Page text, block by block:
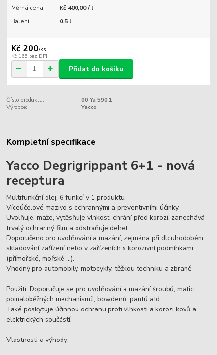
Měrná cena
Kč 400,00 / l
Balení
0.5 l
Kč 200/ks
Kč 165 bez DPH
Přidat do košíku
Číslo produktu:
00 Ya 590.1
Výrobce:
Yacco
Kompletní specifikace
Yacco Degrigrippant 6+1 - nová
receptura
Multifunkční olej, 6 funkcí v 1 produktu.
Víceúčelové mazivo s ochrannými a preventivními účinky.
Uvolňuje, maže, vytěsňuje vlhkost, chrání před korozí, zanechává
trvalý ochranný film a odstraňuje dehet.
Doporučeno pro uvolňování a mazání, zejména při dlouhodobém
skladování zařízení nebo v zařízeních s korozivní podmínkami
(přímořské, mořské ...).
Vhodný pro automobily, motocykly, těžkou techniku a zbraně
Použití: Doporučuje se pro uvolňování a mazání šroubů, matic
pomaloběžných mechanismů, bowdenů, pantů atd.
Také poskytuje účinnou ochranu proti vlhkosti a korozi kovů a
elektrických součástí.
Vlastnosti a výhody: